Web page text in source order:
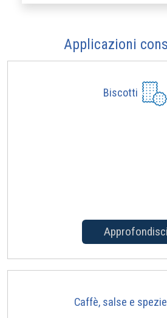
Applicazioni
Biscotti
Approfondisci
Caffè, salse e spezie